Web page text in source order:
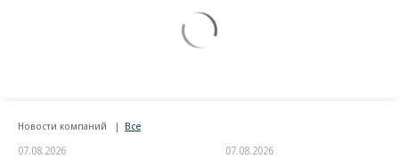
Новости компаний Все
07.08.2026 07.08.2026